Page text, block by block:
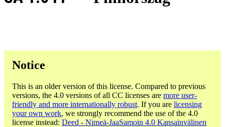
Notice
This is an older version of this license. Compared to previous
versions, the 4.0 versions of all CC licenses are more user-
friendly and more internationally robust. If you are licensing
your own work, we strongly recommend the use of the 4.0
license instead: Deed - Nimeä-JaaSamoin 4.0 Kansainvälinen